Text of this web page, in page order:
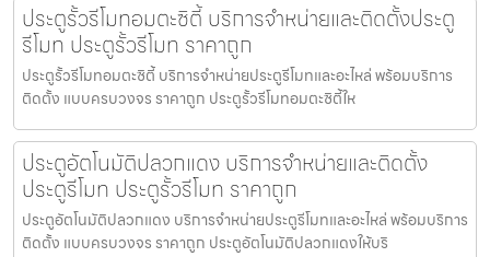
ประตูรั้วรีโมทอมตะซิตี้ บริการจำหน่ายและติดตั้งประตู
รีโมท ประตูรั้วรีโมท ราคาถูก
ประตูรั้วรีโมทอมตะซิตี้ บริการจำหน่ายประตูรีโมทและอะไหล่ พร้อมบริการ
ติดตั้ง แบบครบวงจร ราคาถูก ประตูรั้วรีโมทอมตะซิตี้ให
ประตูอัตโนมัติปลวกแดง บริการจำหน่ายและติดตั้ง
ประตูรีโมท ประตูรั้วรีโมท ราคาถูก
ประตูอัตโนมัติปลวกแดง บริการจำหน่ายประตูรีโมทและอะไหล่ พร้อมบริการ
ติดตั้ง แบบครบวงจร ราคาถูก ประตูอัตโนมัติปลวกแดงให้บริ